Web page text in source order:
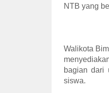
NTB yang
Walikota
bagian dari
siswa.